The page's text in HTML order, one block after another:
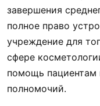
завершения
полное право
учреждение для
сфере
помощь пациентам
полномочий.